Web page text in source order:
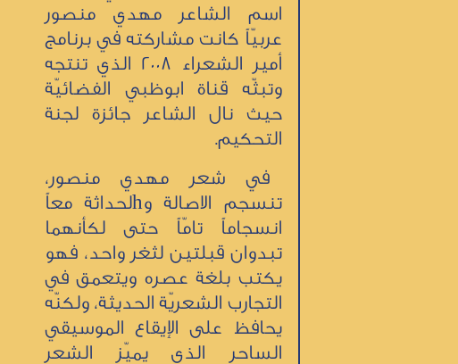
اسم الشاعر مهدي منصور
عربيّاً كانت مشاركته في برنامج
أمير الشعراء 2008 الذي تنتجه
وتبثّه قناة ابوظبي الفضائيّة
حيث نال الشاعر جائزة لجنة
التحكيم.
في شعر مهدي منصور،
تنسجم الاصالة وhلحداثة معاً
انسجاماً تامّاً حتى لكأنهما
تبدوان قبلتين لثغر واحد، فهو
يكتب بلغة عصره ويتعمق في
التجارب الشعريّة الحديثة، ولكنّه
يحافظ على الإيقاع الموسيقي
الساحر الذي يميّز الشعر